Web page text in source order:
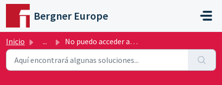
Saltar al contenido principal
Bergner Europe
Inicio ... No puedo acceder a mi cuenta ¿Cómo puedo modificar la con...